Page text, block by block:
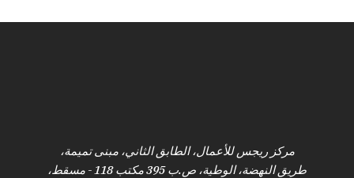
مركز ريجس للأعمال، الطابق الثاني، مبنى تميمة،
طريق النهضة، الوطية، ص.ب 395 مكتب 118 - مسقط،